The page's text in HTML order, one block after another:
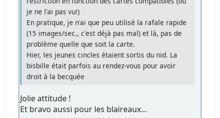
je ne l'ai pas vu!)
En pratique, je n'ai que peu utilisé la rafale rapide
(15 images/sec., c'est déjà pas mal) et là, pas de
problème quelle que soit la carte.
Hier, les jeunes cincles étaient sortis du nid. La
bisbille était parfois au rendez-vous pour avoir
droit à la becquée
Jolie attitude !
Et bravo aussi pour les blaireaux...